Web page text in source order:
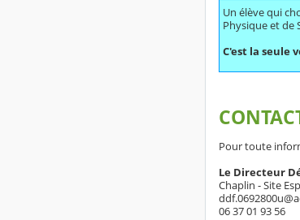
Un élève qui
Physique et de
C'est la seule
Pour toute
Le Directeur
Chaplin - Site
06 37 01 93 56